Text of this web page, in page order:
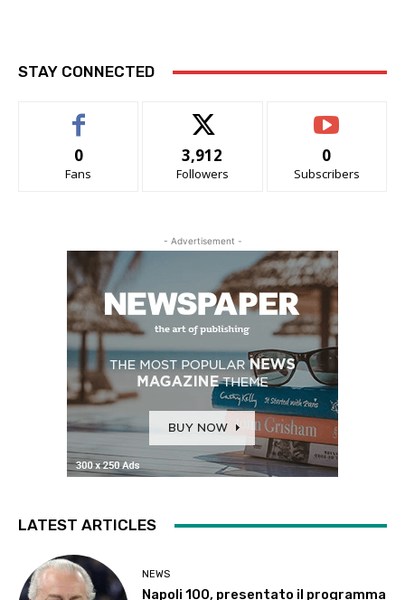
STAY CONNECTED
0
Fans
3,912
Followers
0
Subscribers
- Advertisement -
LATEST ARTICLES
NEWS
Napoli 100, presentato il programma